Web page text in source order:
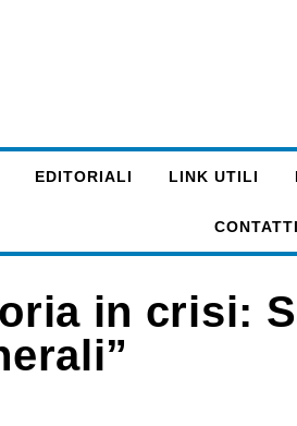
EDITORIALI LINK UTILI
CONTATTI
in crisi: